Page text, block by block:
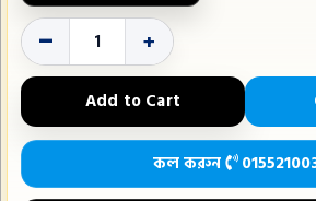
- +
Add to Cart
কল করুন